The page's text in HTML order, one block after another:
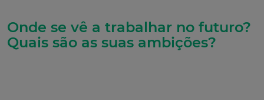
Onde se vê a trabalhar no futuro?
Quais são as suas ambições?